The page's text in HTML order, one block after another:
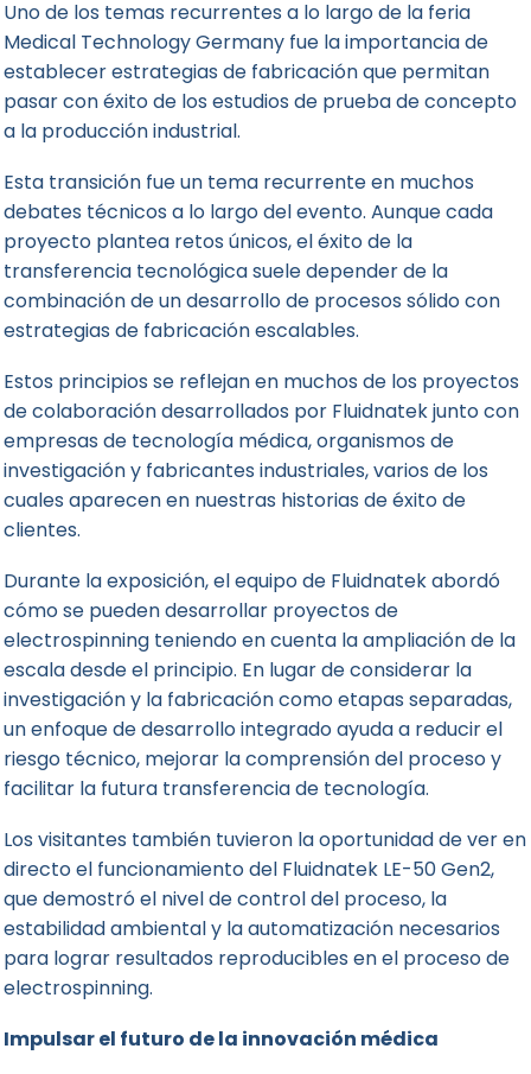
Uno de los temas recurrentes a lo largo de la feria
Medical Technology Germany fue la importancia de
establecer estrategias de fabricación que permitan
pasar con éxito de los estudios de prueba de concepto
a la producción industrial.
Esta transición fue un tema recurrente en muchos
debates técnicos a lo largo del evento. Aunque cada
proyecto plantea retos únicos, el éxito de la
transferencia tecnológica suele depender de la
combinación de un desarrollo de procesos sólido con
estrategias de fabricación escalables.
Estos principios se reflejan en muchos de los proyectos
de colaboración desarrollados por Fluidnatek junto con
empresas de tecnología médica, organismos de
investigación y fabricantes industriales, varios de los
cuales aparecen en nuestras historias de éxito de
clientes.
Durante la exposición, el equipo de Fluidnatek abordó
cómo se pueden desarrollar proyectos de
electrospinning teniendo en cuenta la ampliación de la
escala desde el principio. En lugar de considerar la
investigación y la fabricación como etapas separadas,
un enfoque de desarrollo integrado ayuda a reducir el
riesgo técnico, mejorar la comprensión del proceso y
facilitar la futura transferencia de tecnología.
Los visitantes también tuvieron la oportunidad de ver en
directo el funcionamiento del Fluidnatek LE-50 Gen2,
que demostró el nivel de control del proceso, la
estabilidad ambiental y la automatización necesarios
para lograr resultados reproducibles en el proceso de
electrospinning.
Impulsar el futuro de la innovación médica